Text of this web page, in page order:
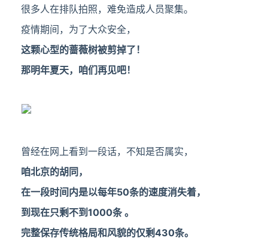
很多人在排队拍照，难免造成人员聚集。
疫情期间，为了大众安全，
这颗心型的蔷薇树被剪掉了！
那明年夏天，咱们再见吧！
曾经在网上看到一段话，不知是否属实，
咱北京的胡同，
在一段时间内是以每年50条的速度消失着，
到现在只剩不到1000条 。
完整保存传统格局和风貌的仅剩430条。